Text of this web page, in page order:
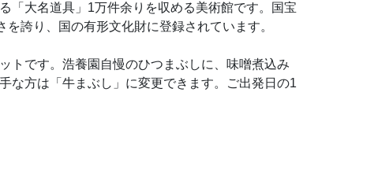
「大名道具」1万件余りを収める美術館です。国宝
誇り、国の有形文化財に登録されています。
トです。浩養園自慢のひつまぶしに、味噌煮込み
な方は「牛まぶし」に変更できます。ご出発日の1